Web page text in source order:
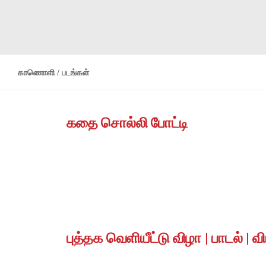
காணொளி / படங்கள்
கதை சொல்லி போட்டி
புத்தக வெளியீட்டு விழா | பாடல் |